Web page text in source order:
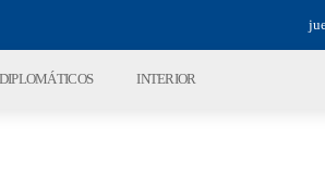
DIPLOMÁTICOS INTERIOR